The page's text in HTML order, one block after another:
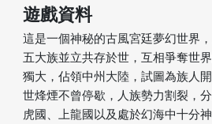
遊戲資料
這是一個神秘的古風宮廷夢幻世界
五大族並立共存於世，互相爭奪世
獨大，佔領中州大陸，試圖為族人
世烽煙不曾停歇，人族勢力割裂，
虎國、上龍國以及處於幻海中十分